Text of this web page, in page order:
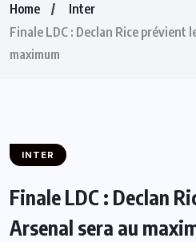
Home
Inter
Finale LDC : Declan Rice prévient
maximum
INTER
Finale LDC : Declan
Arsenal sera au